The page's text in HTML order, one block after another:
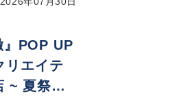
』POP UP
リエイテ
~ 夏祭りv